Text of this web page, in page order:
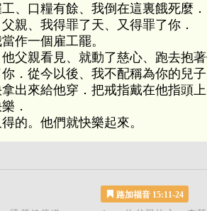
、口糧有餘、我倒在這裏餓死麼．
親、我得罪了天、又得罪了你．
作一個雇工罷。
父親看見、就動了慈心、跑去抱著
．從今以後、我不配稱為你的兒子
出來給他穿．把戒指戴在他指頭上
．
的。他們就快樂起來。
路加福音 15:11-24